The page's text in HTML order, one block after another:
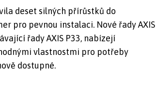
deset silných přírůstků do
pro pevnou instalaci. Nové řady AXIS
řady AXIS P33, nabízejí
vlastnostmi pro potřeby
dostupné.